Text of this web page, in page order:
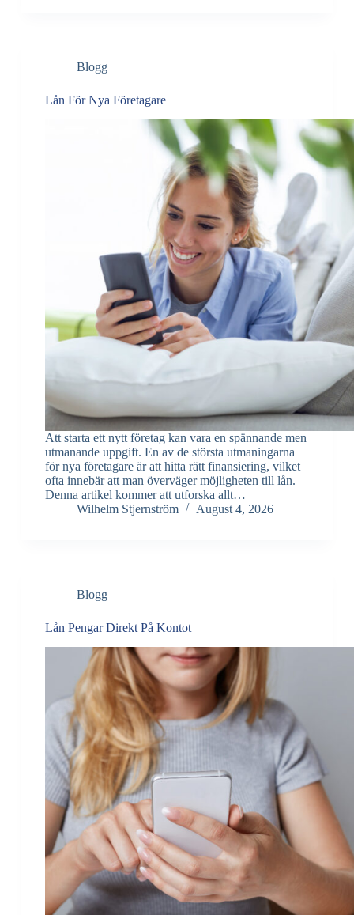
Blogg
Lån För Nya Företagare
Att starta ett nytt företag kan vara en spännande men
utmanande uppgift. En av de största utmaningarna
för nya företagare är att hitta rätt finansiering, vilket
ofta innebär att man överväger möjligheten till lån.
Denna artikel kommer att utforska allt…
Wilhelm Stjernström
August 4, 2026
Blogg
Lån Pengar Direkt På Kontot